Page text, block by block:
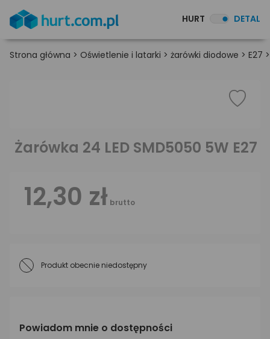
HURT DETAL
Strona główna > Oświetlenie i latarki > żarówki diodowe > E27
Żarówka 24 LED SMD5050 5W E27
12,30 zł brutto
Produkt obecnie niedostępny
Powiadom mnie o dostępności